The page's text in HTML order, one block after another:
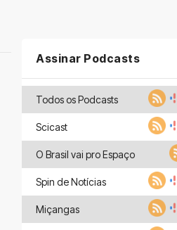
Assinar Podcasts
Todos os Podcasts
Scicast
O Brasil vai pro Espaço
Spin de Notícias
Miçangas